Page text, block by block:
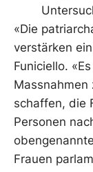
«Die
verstärken
Funiciello.
Massnahmen
schaffen, die
Personen
Frauen